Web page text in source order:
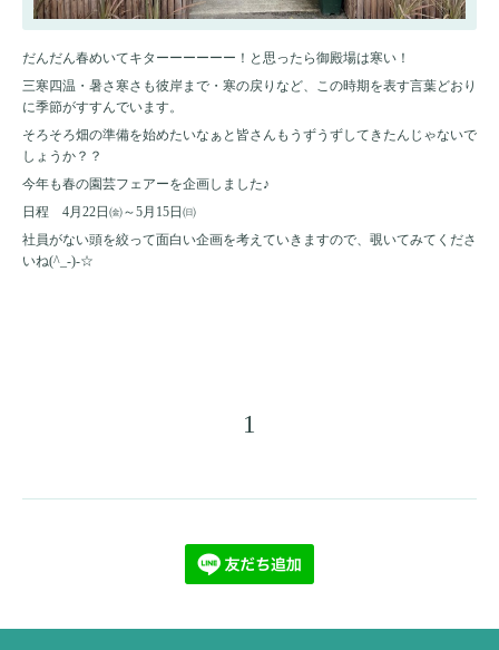
だんだん春めいてキターーーーーー！と思ったら御殿場は寒い！
三寒四温・暑さ寒さも彼岸まで・寒の戻りなど、この時期を表す言葉どおり
に季節がすすんでいます。
そろそろ畑の準備を始めたいなぁと皆さんもうずうずしてきたんじゃないで
しょうか？？
今年も春の園芸フェアーを企画しました♪
日程 4月22日㈮～5月15日㈰
社員がない頭を絞って面白い企画を考えていきますので、覗いてみてくださ
いね(^_-)-☆
1